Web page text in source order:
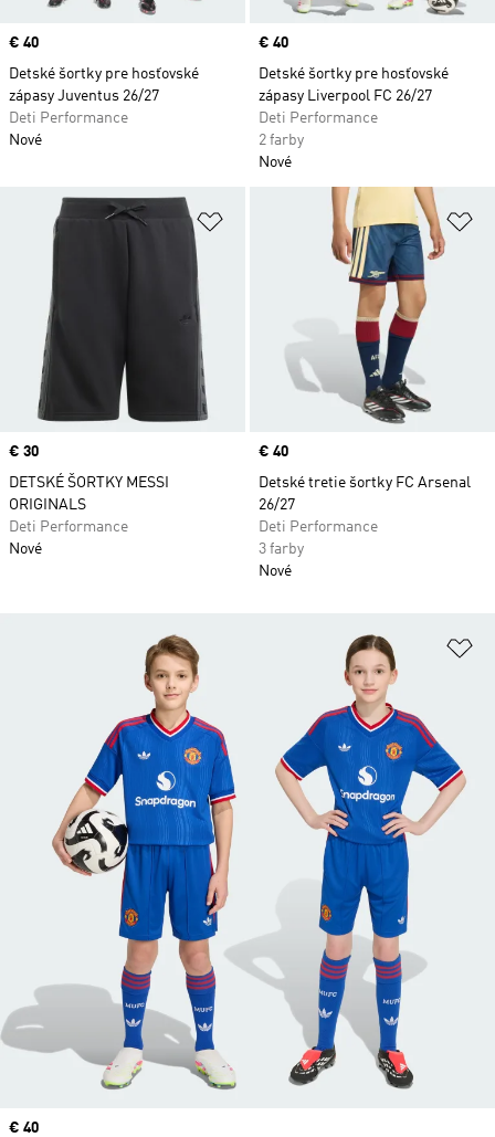
Price
€ 40
Detské šortky pre hosťovské
zápasy Juventus 26/27
Deti Performance
Nové
Price
€ 40
Detské šortky pre hosťovské
zápasy Liverpool FC 26/27
Deti Performance
2 farby
Nové
Pridať do zoznamu želaných
Price
€ 30
DETSKÉ ŠORTKY MESSI
ORIGINALS
Deti Performance
Nové
Price
€ 40
Detské tretie šortky FC Arsenal
26/27
Deti Performance
3 farby
Nové
Price
€ 40